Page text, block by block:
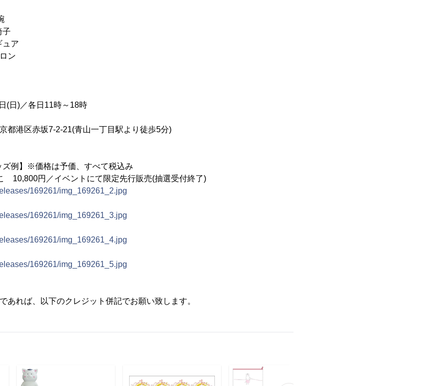
ュア
ン
(日)／各日11時～18時
区赤坂7-2-21(青山一丁目駅より徒歩5分)
ズ例】※価格は予価、すべて税込み
10,800円／イベントにて限定先行販売(抽選受付終了)
169261/img_169261_2.jpg
169261/img_169261_3.jpg
169261/img_169261_4.jpg
169261/img_169261_5.jpg
あれば、以下のクレジット併記でお願い致します。